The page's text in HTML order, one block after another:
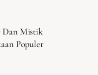
Dan Mistik
Populer